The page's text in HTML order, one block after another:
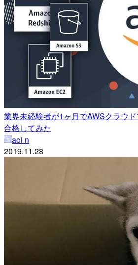
業界未経験者が1ヶ月でAWSクラウ
合格してみた
aoi n
2019.11.28